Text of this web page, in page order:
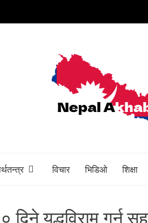
विचार भिडिओ शिक्षा
युद्धविराम गर्न